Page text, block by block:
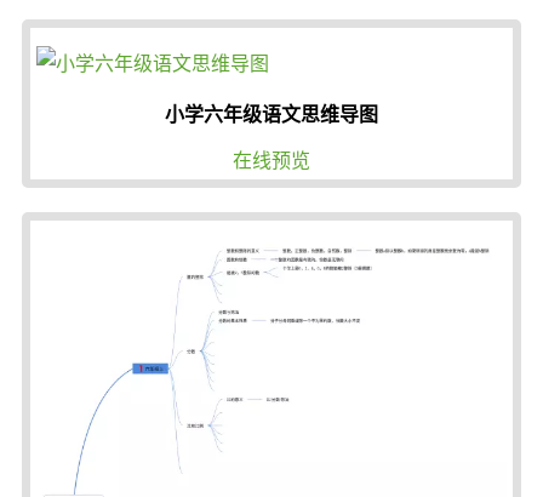
小学六年级语文思维导图
在线预览